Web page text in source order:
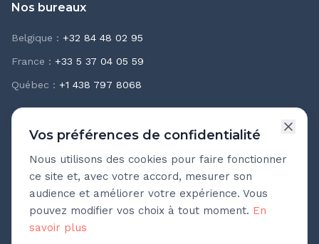
Nos bureaux
Belgique : +32 84 48 02 95
France : +33 5 37 04 05 59
Québec : +1 438 797 8068
Newsletter Teasio
Recevez chaque mois nos meilleures pratiques
d'accompagnement.
Adresse e-mail
Vos préférences de confidentialité
Nous utilisons des cookies pour faire fonctionner
ce site et, avec votre accord, mesurer son
audience et améliorer votre expérience. Vous
pouvez modifier vos choix à tout moment. En
savoir plus